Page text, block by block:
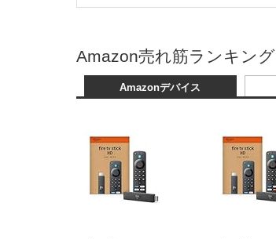
Amazon売れ筋ランキング
Amazonデバイス